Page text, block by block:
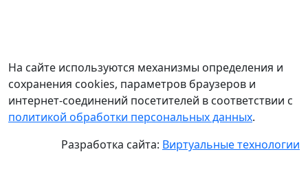
На сайте используются механизмы определения и
сохранения cookies, параметров браузеров и
интернет-соединений посетителей в соответствии с
политикой обработки персональных данных.
Разработка сайта: Виртуальные технологии